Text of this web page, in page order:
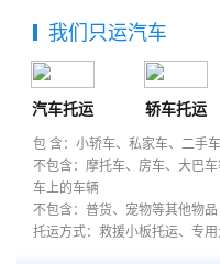
我们只运汽车
汽车托运 轿车托运
包 含：小轿车、私家车、二手
不包含：摩托车、房车、大巴
车上的车辆
不包含：普货、宠物等其他物品
托运方式：救援小板托运、专